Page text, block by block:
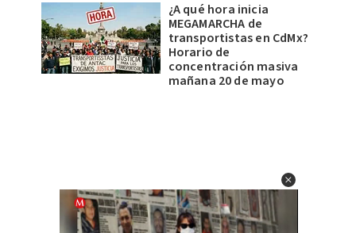
¿A qué hora inicia
MEGAMARCHA de
transportistas en CdMx?
Horario de
concentración masiva
mañana 20 de mayo